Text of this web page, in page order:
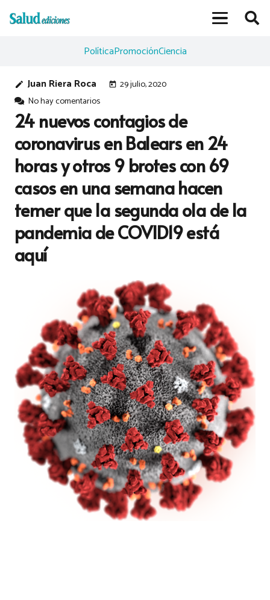
PolíticaPromociónCiencia
edit Juan Riera Roca today 29 julio, 2020
No hay comentarios
24 nuevos contagios de
coronavirus en Balears en 24
horas y otros 9 brotes con 69
casos en una semana hacen
temer que la segunda ola de la
pandemia de COVID19 está
aquí